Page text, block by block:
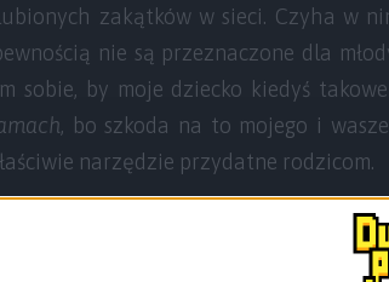
zakątków w sieci. Czyha w
nie są przeznaczone dla
sobie, by moje dziecko kiedyś
, bo szkoda na to mojego i
narzędzie przydatne rodzicom.